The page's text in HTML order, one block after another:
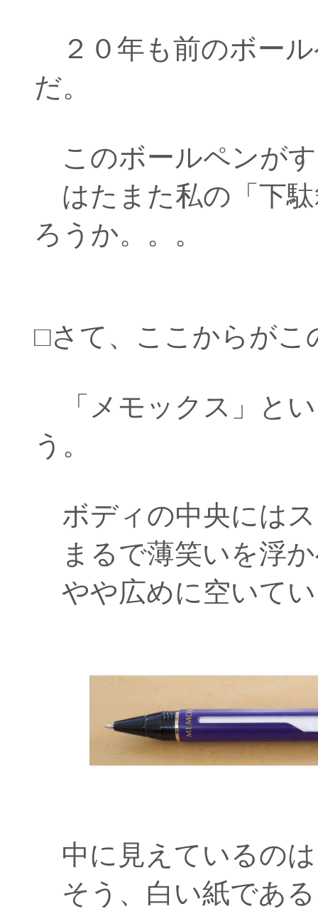
２０年も前のボー
だ。
このボールペンが
はたまた私の「下
ろうか。。。
□さて、ここからがこ
「メモックス」と
う。
ボディの中央には
まるで薄笑いを浮
やや広めに空いて
中に見えているの
そう、白い紙であ